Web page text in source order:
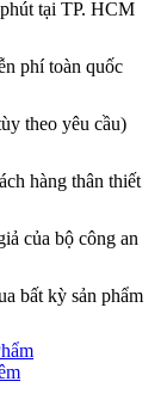
tại TP. HCM
phí toàn quốc
theo yêu cầu)
hàng thân thiết
của bộ công an
bất kỳ sản phẩm